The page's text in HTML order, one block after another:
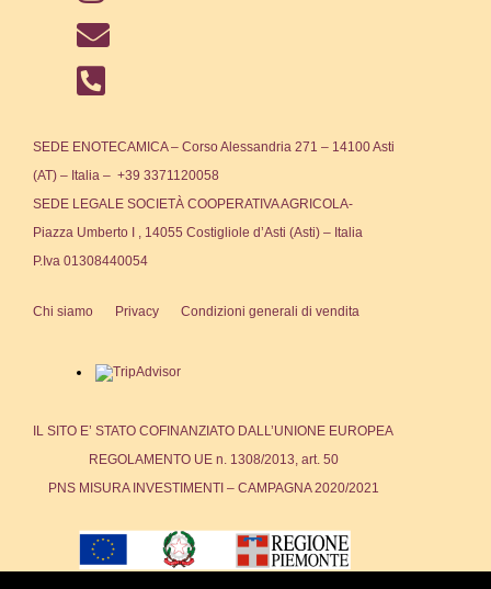
SEDE ENOTECAMICA – Corso Alessandria 271 – 14100 Asti
(AT) – Italia – +39 3371120058
SEDE LEGALE SOCIETÀ COOPERATIVA AGRICOLA-
Piazza Umberto I , 14055 Costigliole d’Asti (Asti) – Italia
P.Iva 01308440054
Chi siamo Privacy Condizioni generali di vendita
IL SITO E’ STATO COFINANZIATO DALL’UNIONE EUROPEA
REGOLAMENTO UE n. 1308/2013, art. 50
PNS MISURA INVESTIMENTI – CAMPAGNA 2020/2021